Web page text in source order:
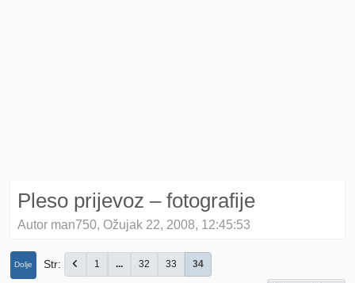
Pleso prijevoz – fotografije
Autor man750, Ožujak 22, 2008, 12:45:53
Dolje Str 1 ... 32 33 34